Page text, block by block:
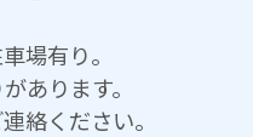
場有り。
あります。
絡ください。